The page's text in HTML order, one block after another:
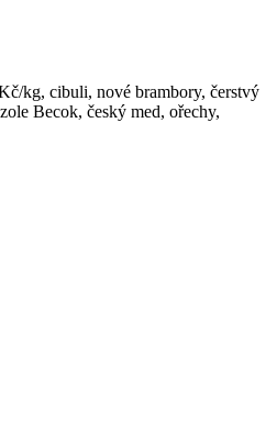
kg, cibuli, nové brambory, čerstvý
Becok, český med, ořechy,